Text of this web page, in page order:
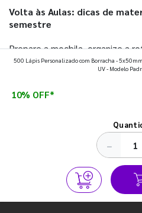
Volta às Aulas: dicas de
semestre
Prepare a mochila, organize a
que fazem toda diferença para
500 Lápis Personalizado com Borracha -
UV - Modelo
10% OFF*
−